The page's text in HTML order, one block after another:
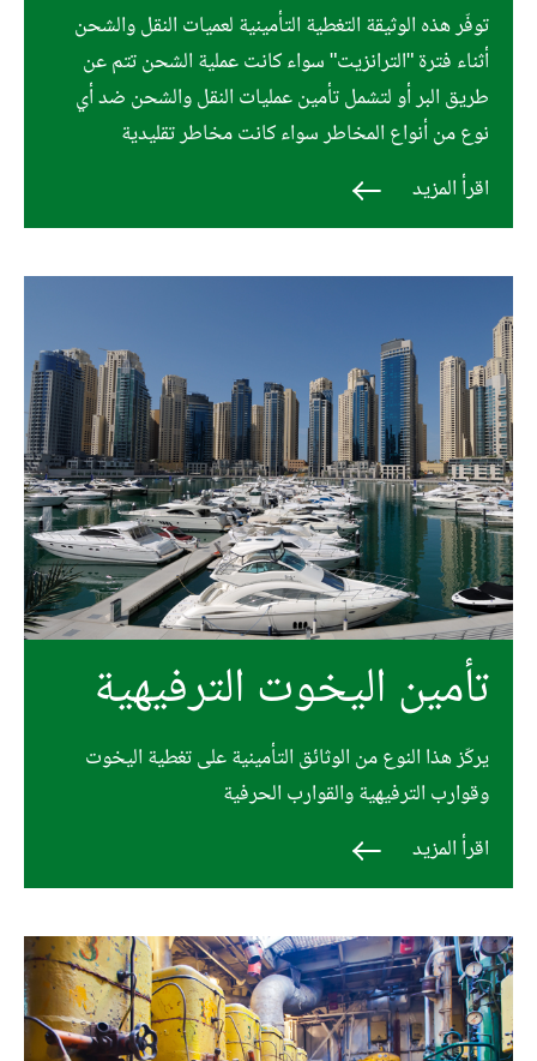
توفّر هذه الوثيقة التغطية التأمينية لعميات النقل والشحن
أثناء فترة "الترانزيت" سواء كانت عملية الشحن تتم عن
طريق البر أو لتشمل تأمين عمليات النقل والشحن ضد أي
نوع من أنواع المخاطر سواء كانت مخاطر تقليدية
اقرأ المزيد
تأمين اليخوت الترفيهية
يركّز هذا النوع من الوثائق التأمينية على تغطية اليخوت
وقوارب الترفيهية والقوارب الحرفية
اقرأ المزيد